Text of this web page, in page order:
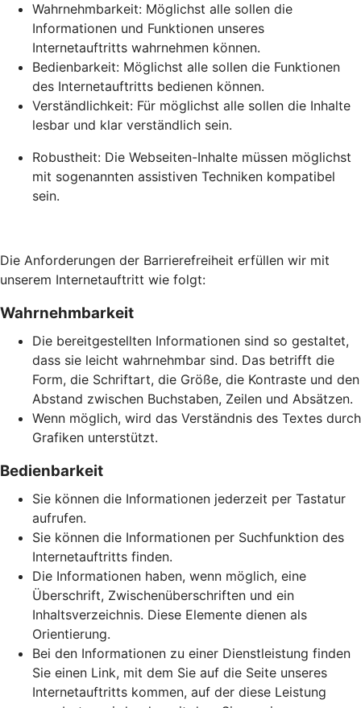
Wahrnehmbarkeit: Möglichst alle sollen die
Informationen und Funktionen unseres
Internetauftritts wahrnehmen können.
Bedienbarkeit: Möglichst alle sollen die Funktionen
des Internetauftritts bedienen können.
Verständlichkeit: Für möglichst alle sollen die Inhalte
lesbar und klar verständlich sein.
Robustheit: Die Webseiten-Inhalte müssen möglichst
mit sogenannten assistiven Techniken kompatibel
sein.
Die Anforderungen der Barrierefreiheit erfüllen wir mit
unserem Internetauftritt wie folgt:
Wahrnehmbarkeit
Die bereitgestellten Informationen sind so gestaltet,
dass sie leicht wahrnehmbar sind. Das betrifft die
Form, die Schriftart, die Größe, die Kontraste und den
Abstand zwischen Buchstaben, Zeilen und Absätzen.
Wenn möglich, wird das Verständnis des Textes durch
Grafiken unterstützt.
Bedienbarkeit
Sie können die Informationen jederzeit per Tastatur
aufrufen.
Sie können die Informationen per Suchfunktion des
Internetauftritts finden.
Die Informationen haben, wenn möglich, eine
Überschrift, Zwischenüberschriften und ein
Inhaltsverzeichnis. Diese Elemente dienen als
Orientierung.
Bei den Informationen zu einer Dienstleistung finden
Sie einen Link, mit dem Sie auf die Seite unseres
Internetauftritts kommen, auf der diese Leistung